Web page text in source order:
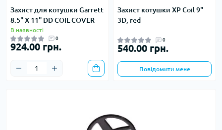
Захист для котушки Garrett
8.5" X 11" DD COIL COVER
В наявності
0
924.00 грн.
Захист котушки XP Coil 9"
3D, red
0
540.00 грн.
Повідомити мене